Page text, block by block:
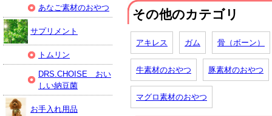
その他のカテゴリ
アキレス ガム 骨（ボーン）
牛素材のおやつ 豚素材のおやつ
マグロ素材のおやつ
あなご素材のおやつ
サプリメント
トムリン
DRS.CHOISE おい
しい納豆菌
お手入れ用品